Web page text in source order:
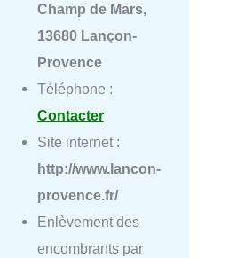
Champ de Mars,
13680 Lançon-
Provence
Téléphone :
Contacter
Site internet :
http://www.lancon-
provence.fr/
Enlèvement des
encombrants par